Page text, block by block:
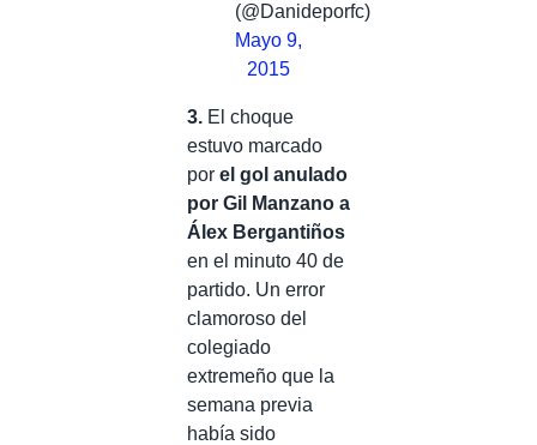
(@Danideporfc)
Mayo 9,
2015
3. El choque
estuvo marcado
por el gol anulado
por Gil Manzano a
Álex Bergantiños
en el minuto 40 de
partido. Un error
clamoroso del
colegiado
extremeño que la
semana previa
había sido